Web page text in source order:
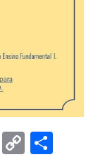
Telegram
Copy